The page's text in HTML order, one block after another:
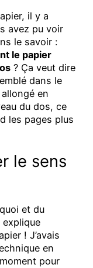
il y a
avez pu voir
le savoir :
le papier
? Ça veut dire
dans le
en
du dos, ce
les pages plus
le sens
et du
! J’avais
en
pour